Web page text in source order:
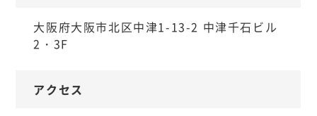
大阪府大阪市北区中津1-13-2 中津千石ビル
2・3F
アクセス